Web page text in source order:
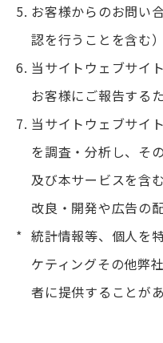
お客様からのお問い
認を行うことを含む）
当サイトウェブサイ
お客様にご報告する
当サイトウェブサイ
を調査・分析し、そ
及び本サービスを含
改良・開発や広告の
統計情報等、個人を
ケティングその他弊
者に提供することがあ